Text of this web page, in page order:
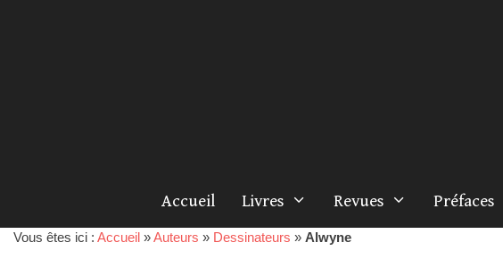
Accueil Livres Revues Préfaces
Vous êtes ici : Accueil »Auteurs » Dessinateurs » Alwyne